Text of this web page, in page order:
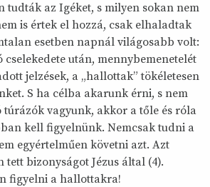
tudták az Igéket, s milyen sokan nem
is értek el hozzá, csak elhaladtak
esetben napnál világosabb volt:
cselekedete után, mennybemenetelét
jelzések, a „hallottak” tökéletesen
S ha célba akarunk érni, s nem
vagyunk, akkor a tőle és róla
kell figyelnünk. Nemcsak tudni a
egyértelműen követni azt. Azt
bizonyságot Jézus által (4).
figyelni a hallottakra!